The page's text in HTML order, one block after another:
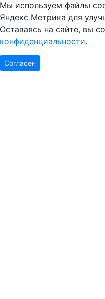
Мы используем файлы
Яндекс Метрика для
Оставаясь на сайте, вы
конфиденциальности.
Согласен